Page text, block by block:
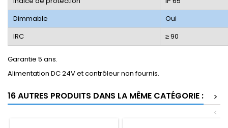
Dimmable
Oui
IRC
­≥ 90
Garantie 5 ans.
Alimentation DC 24V et contrôleur non fournis.
16 AUTRES PRODUITS DANS LA MÊME CATÉGORIE :
>
<